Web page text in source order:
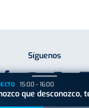
Síguenos
15:00 - 16:00
que desconozco,